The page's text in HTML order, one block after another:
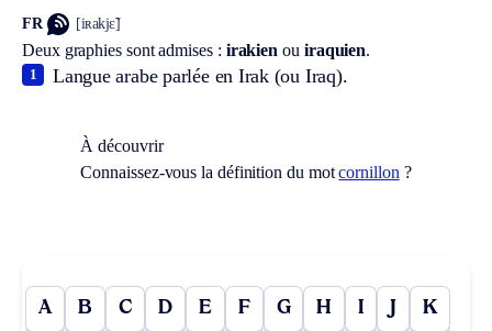
FR [iʀakjɛ̃]
Deux graphies sont admises : irakien ou iraquien.
Langue arabe parlée en Irak (ou Iraq).
1
À découvrir
Connaissez-vous la définition du motcornillon ?
A B C D E F G H I J K